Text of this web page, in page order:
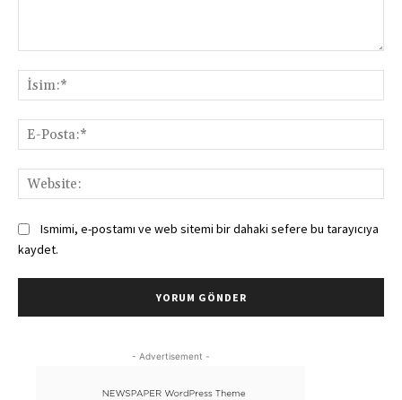
Ismimi, e-postamı ve web sitemi bir dahaki sefere bu tarayıcıya
kaydet.
- Advertisement -